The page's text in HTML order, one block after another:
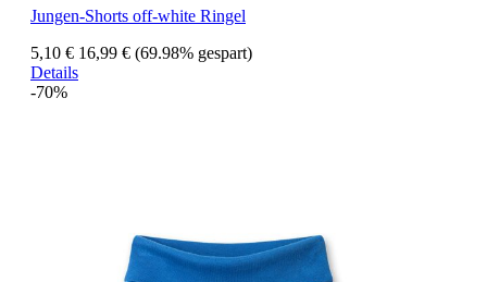
Jungen-Shorts off-white Ringel
5,10 € 16,99 € (69.98% gespart)
Details
-70%